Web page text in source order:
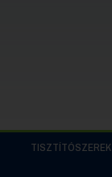
TISZTÍTÓSZEREK